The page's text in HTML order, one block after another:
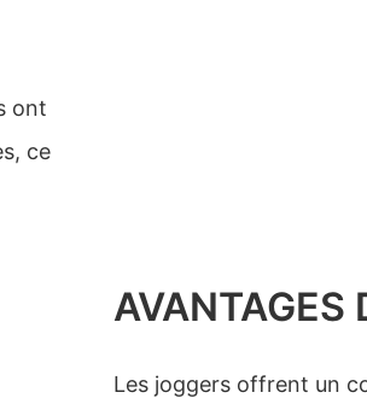
ont
ce
AVANTAGES
Les joggers offrent un